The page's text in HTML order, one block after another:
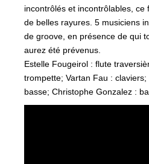
incontrôlés et incontrôlables, ce
de belles rayures. 5 musiciens
de groove, en présence de qui
aurez été prévenus.
Estelle Fougeirol : flute
trompette; Vartan Fau :
basse; Christophe Gonzalez :